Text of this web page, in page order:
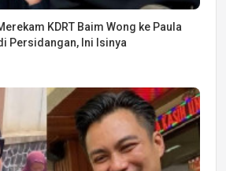
KDRT Baim Wong ke Paula
Persidangan, Ini Isinya